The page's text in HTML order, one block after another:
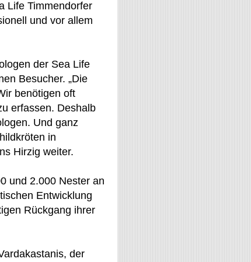
Life Timmendorfer
und vor allem
der Sea Life
Besucher. „Die
benötigen oft
erfassen. Deshalb
Und ganz
in
Hirzig weiter.
und 2.000 Nester an
Entwicklung
Rückgang ihrer
der